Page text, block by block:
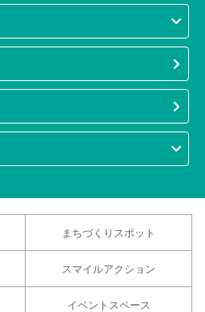
まちづくりスポット
スマイルアクション
イベントスペース